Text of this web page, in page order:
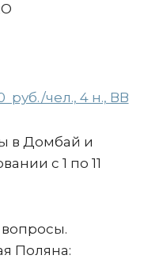
руб./чел., 4 н., ВВ
в Домбай и
с 1 по 11
Поляна: